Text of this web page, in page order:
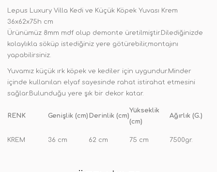
Lepus Luxury Villa Kedi ve Küçük Köpek Yuvası Krem
36x62x75h cm
Ürünümüz 8mm mdf olup demonte üretilmiştir.Dilediğinizde
kolaylıkla söküp istediğiniz yere götürebilir,montajını
yapabilirsiniz.
Yuvamız küçük ırk köpek ve kediler için uygundur.Minder
içinde kullanılan elyaf sayesinde rahat istirahat etmesini
sağlar.Bulunduğu yere şık bir dekor katar.
RENK Genişlik (cm) Derinlik (cm)
Yükseklik
(cm)
Ağırlık (G.)
KREM 36 cm 62 cm 75 cm 7500gr.